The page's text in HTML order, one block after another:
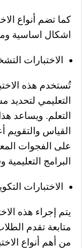
كما تضم أنواع
اشكال اساسية
الاختبارات
تُستخدم هذه
التعليمي لتحديد
التعلم. ويساعد
القياس والتقويم
على الفجوات
البرامج
الاختبارات
يتم إجراء هذه
متابعة تقدم
من أهم أنواع